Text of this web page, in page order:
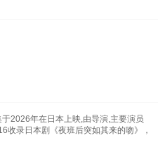
2026年在日本上映,由导演,主要演员
收录日本剧《夜班后突如其来的吻》，